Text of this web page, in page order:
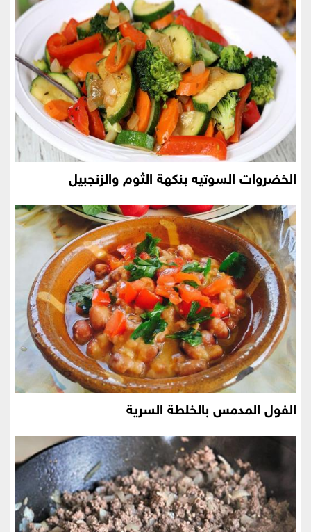
الخضروات السوتيه بنكهة الثوم والزنجبيل
الفول المدمس بالخلطة السرية